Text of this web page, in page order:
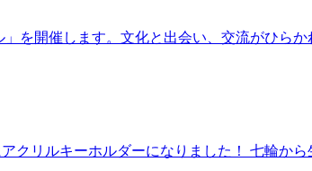
を開催します。文化と出会い、交流がひら
クリルキーホルダーになりました！ 七輪か